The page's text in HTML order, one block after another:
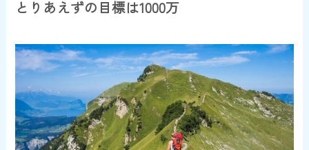
とりあえずの目標は1000万